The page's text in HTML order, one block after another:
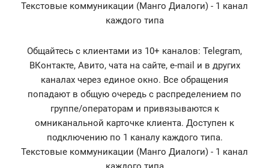
Текстовые коммуникации (Манго Диалоги) - 1 канал
каждого типа
Общайтесь с клиентами из 10+ каналов: Telegram,
ВКонтакте, Авито, чата на сайте, e-mail и в других
каналах через единое окно. Все обращения
попадают в общую очередь с распределением по
группе/операторам и привязываются к
омниканальной карточке клиента. Доступен к
подключению по 1 каналу каждого типа.
Текстовые коммуникации (Манго Диалоги) - 1 канал